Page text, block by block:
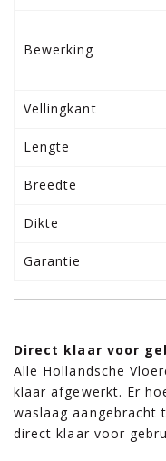
Bewerking
Vellingkant
Lengte
Breedte
Dikte
Garantie
Direct klaar voor
Alle Hollandsche
klaar afgewerkt. Er
waslaag aangebracht
direct klaar voor